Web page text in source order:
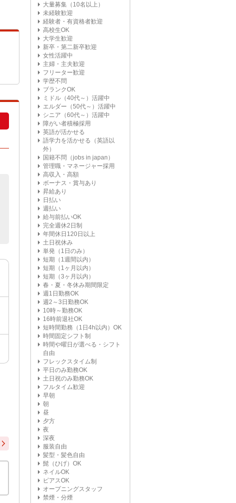
大量募集（10名以上）
未経験歓迎
経験者・有資格者歓迎
高校生OK
大学生歓迎
新卒・第二新卒歓迎
女性活躍中
主婦・主夫歓迎
フリーター歓迎
学歴不問
ブランクOK
ミドル（40代～）活躍中
エルダー（50代～）活躍中
シニア（60代～）活躍中
障がい者積極採用
英語が活かせる
語学力を活かせる（英語以
外）
国籍不問（jobs in japan）
管理職・マネージャー採用
高収入・高額
ボーナス・賞与あり
昇給あり
日払い
週払い
給与前払いOK
完全週休2日制
年間休日120日以上
土日祝休み
単発（1日のみ）
短期（1週間以内）
短期（1ヶ月以内）
短期（3ヶ月以内）
春・夏・冬休み期間限定
週1日勤務OK
週2～3日勤務OK
10時～勤務OK
16時前退社OK
短時間勤務（1日4h以内）OK
時間固定シフト制
時間や曜日が選べる・シフト
自由
フレックスタイム制
平日のみ勤務OK
土日祝のみ勤務OK
フルタイム歓迎
早朝
朝
昼
夕方
夜
深夜
服装自由
髪型・髪色自由
髭（ひげ）OK
ネイルOK
ピアスOK
オープニングスタッフ
禁煙・分煙